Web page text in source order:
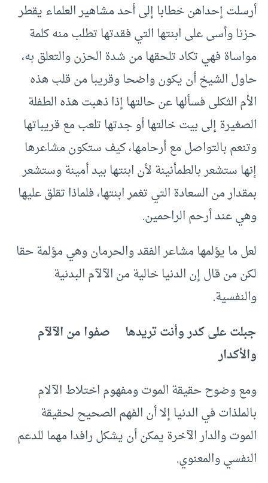
أرسلت إحداهن خطابا إلى أحد مشاهير العلماء يقطر
حزنا وأسى على ابنتها التي فقدتها تطلب منه كلمة
مواساة فهي تكاد تلحقها من شدة الحزن والتعلق به،
حاول الشيخ أن يكون واضحا وقريبا من قلب هذه
الأم الثكلى فسألها عن حالتها إذا ذهبت هذه الطفلة
الصغيرة إلى بيت خالتها أو جدتها تلعب مع قريباتها
وتنعم بالتواصل مع أرحامها، كيف ستكون مشاعرها
إنها ستشعر بالطمأنينة لأن ابنتها بيد أمينة وستشعر
بمقدار من السعادة التي تغمر ابنتها، فلماذا تقلق عليها
وهي عند أرحم الراحمين.
لعل ما يؤلمها مشاعر الفقد والحرمان وهي مؤلمة حقا
لكن من قال إن الدنيا خالية من الآلآم البدنية
والنفسية.
جبلت على كدر وأنت تريدها صفوا من الآلآم
والأكدار
ومع وضوح حقيقة الموت ومفهوم اختلاط الآلام
بالملذات في الدنيا إلا أن الفهم الصحيح لحقيقة
الموت والدار الآخرة يمكن أن يشكل رافدا مهما للدعم
النفسي والمعنوي.